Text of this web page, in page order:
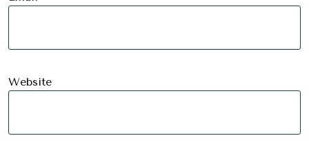
Website